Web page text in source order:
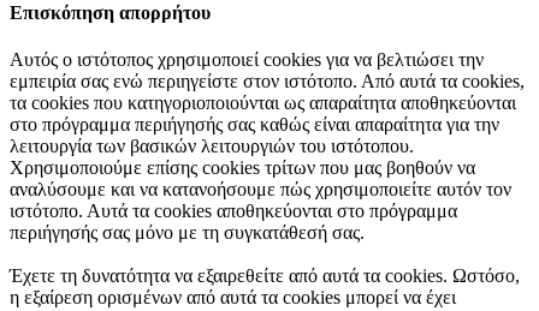
Επισκόπηση απορρήτου
Αυτός ο ιστότοπος χρησιμοποιεί cookies για να βελτιώσει την
εμπειρία σας ενώ περιηγείστε στον ιστότοπο. Από αυτά τα cookies,
τα cookies που κατηγοριοποιούνται ως απαραίτητα αποθηκεύονται
στο πρόγραμμα περιήγησής σας καθώς είναι απαραίτητα για την
λειτουργία των βασικών λειτουργιών του ιστότοπου.
Χρησιμοποιούμε επίσης cookies τρίτων που μας βοηθούν να
αναλύσουμε και να κατανοήσουμε πώς χρησιμοποιείτε αυτόν τον
ιστότοπο. Αυτά τα cookies αποθηκεύονται στο πρόγραμμα
περιήγησής σας μόνο με τη συγκατάθεσή σας.
Έχετε τη δυνατότητα να εξαιρεθείτε από αυτά τα cookies. Ωστόσο,
η εξαίρεση ορισμένων από αυτά τα cookies μπορεί να έχει